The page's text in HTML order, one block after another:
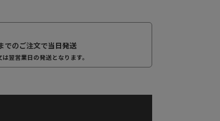
でのご注文で当日発送
翌営業日の発送となります。